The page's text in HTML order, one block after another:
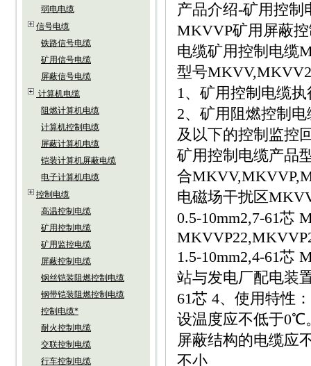
弱电电缆
信号电缆
铁路信号电缆
矿用信号电缆
屏蔽信号电缆
计算机电缆
阻燃计算机电缆
计算机控制电缆
屏蔽计算机电缆
铠装计算机屏蔽电缆
电子计算机电缆
控制电缆
高温控制电缆
矿用控制电缆
矿用监控电缆
屏蔽控制电缆
钢丝铠装阻燃控制电缆
钢带铠装阻燃控制电缆
控制电缆*
耐火控制电缆
交联控制电缆
行车控制电缆
产品介绍-矿用控
MKVVP矿用屏蔽
电缆矿用控制电缆
型号
1、矿用控制电缆执
2、矿用阻燃控制
及以下的控制监控
矿用控制电缆产品
合
电磁场干扰区
0.5-10mm2,7-61芯
1.5-10mm2,4-61芯
站与发电厂配电装
61芯 4、使用特性
设温度应不低于0℃
屏蔽结构的电缆应
不小